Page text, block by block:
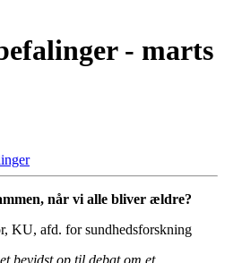
- marts
når vi alle bliver ældre?
KU, afd. for sundhedsforskning
bevidst op til debat om et